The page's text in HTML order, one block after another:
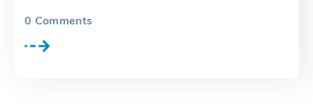
0 Comments